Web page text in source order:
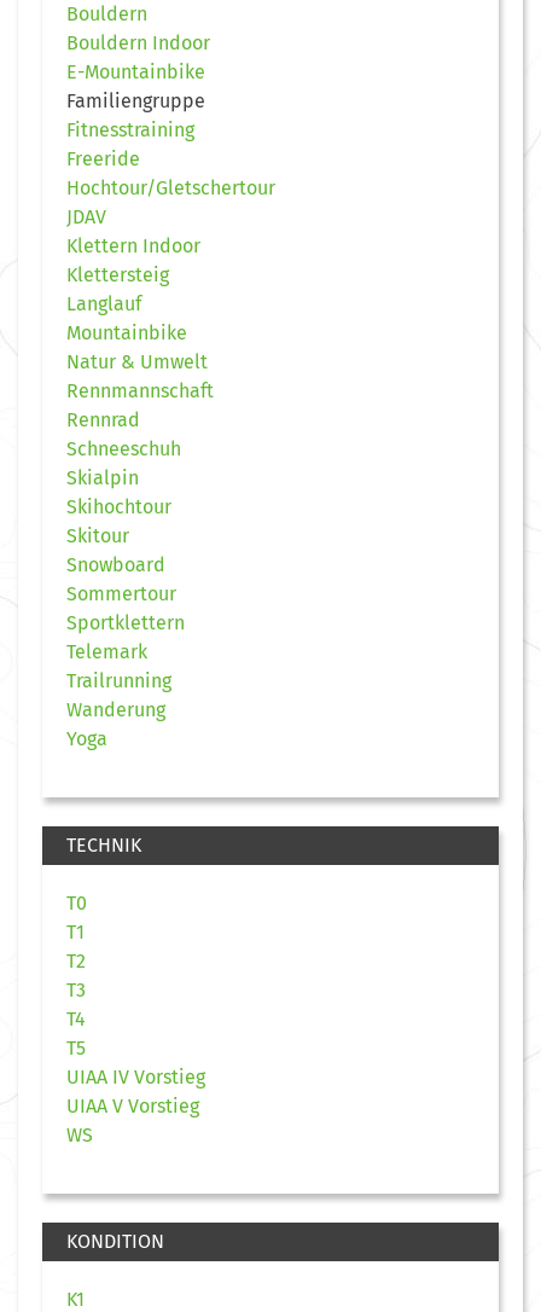
Bouldern
Bouldern Indoor
E-Mountainbike
Familiengruppe
Fitnesstraining
Freeride
Hochtour/Gletschertour
JDAV
Klettern Indoor
Klettersteig
Langlauf
Mountainbike
Natur & Umwelt
Rennmannschaft
Rennrad
Schneeschuh
Skialpin
Skihochtour
Skitour
Snowboard
Sommertour
Sportklettern
Telemark
Trailrunning
Wanderung
Yoga
TECHNIK
T0
T1
T2
T3
T4
T5
UIAA IV Vorstieg
UIAA V Vorstieg
WS
KONDITION
K1